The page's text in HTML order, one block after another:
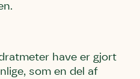
have er gjort
som en del af